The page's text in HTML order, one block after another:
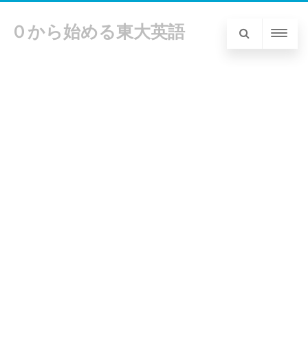
０から始める東大英語